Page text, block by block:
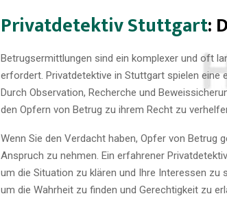
Privatdetektiv Stuttgart:
Betrugsermittlungen sind ein komplexer und oft
erfordert. Privatdetektive in Stuttgart spielen eine
Durch Observation, Recherche und
den Opfern von Betrug zu ihrem Recht zu
Wenn Sie den Verdacht haben, Opfer von
Anspruch zu nehmen. Ein erfahrener
um die Situation zu klären und Ihre Interessen zu
um die Wahrheit zu finden und Gerechtigkeit zu